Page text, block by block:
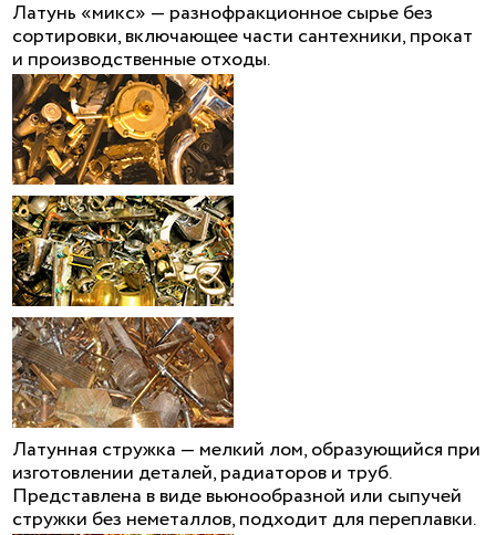
Латунь «микс» — разнофракционное сырье без
сортировки, включающее части сантехники, прокат
и производственные отходы.
Латунная стружка — мелкий лом, образующийся при
изготовлении деталей, радиаторов и труб.
Представлена в виде вьюнообразной или сыпучей
стружки без неметаллов, подходит для переплавки.